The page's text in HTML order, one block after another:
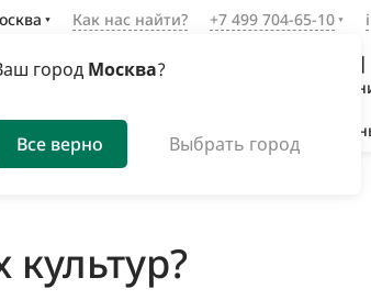
город Москва?
Все верно Выбрать город
Как нас найти? +7 499 704-65-10
Органическая мульча